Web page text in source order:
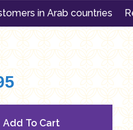
are no products to
at the moment
countries Register an
Add To Cart